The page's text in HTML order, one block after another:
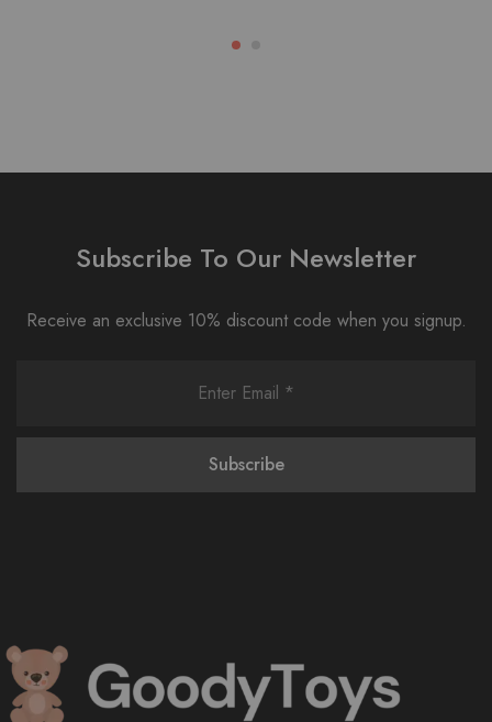
Subscribe To Our Newsletter
Receive an exclusive 10% discount code when you signup.